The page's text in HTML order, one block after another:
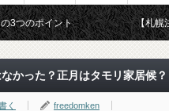
3つのポイント
【札幌
レス・OKドレス
2014
ママのファッション
かった？正月はタモリ家居候？
く freedomken